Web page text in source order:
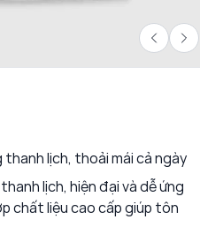
lịch, thoải mái cả ngày
lịch, hiện đại và dễ ứng
chất liệu cao cấp giúp tôn